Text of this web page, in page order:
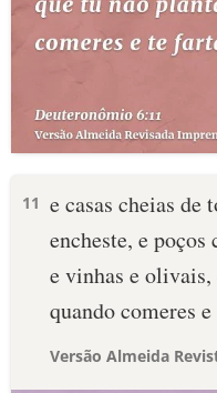
11 e casas cheias de
encheste, e poços
e vinhas e olivais,
quando comeres
Versão Almeida